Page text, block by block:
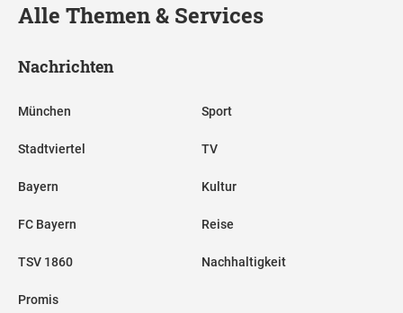
Alle Themen & Services
Nachrichten
München
Stadtviertel
Bayern
FC Bayern
TSV 1860
Promis
Sport
TV
Kultur
Reise
Nachhaltigkeit